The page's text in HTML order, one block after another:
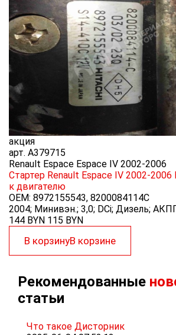
акция
арт. A379715
Renault Espace Espace IV 2002-2006
Стартер Renault Espace IV 2002-2006
к двигателю
OEM: 8972155543, 8200084114C
2004; Минивэн.; 3,0; DCi; Дизель;
144 BYN 115 BYN
В корзинуВ корзине
Рекомендованные
статьи
Что такое Дисторник